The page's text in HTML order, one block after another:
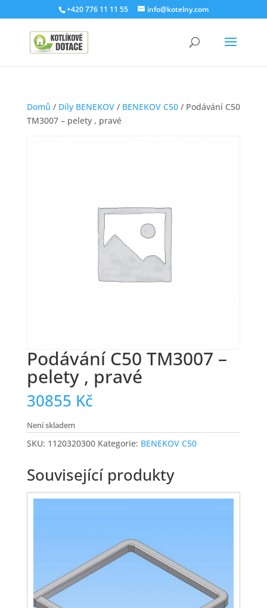
+420 776 11 11 55 info@kotelny.com
Domů / Díly BENEKOV/ BENEKOV C50/ Podávání C50
TM3007 – pelety , pravé
Podávání C50 TM3007 –
pelety , pravé
30855 Kč
Není skladem
SKU: 1120320300 Kategorie: BENEKOV C50
Související produkty